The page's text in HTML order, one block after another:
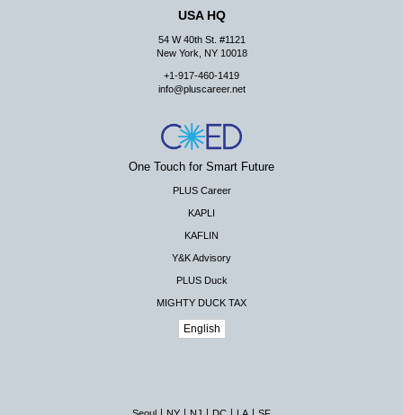
USA HQ
54 W 40th St. #1121
New York, NY 10018
+1-917-460-1419
info@pluscareer.net
One Touch for Smart Future
PLUS Career
KAPLI
KAFLIN
Y&K Advisory
PLUS Duck
MIGHTY DUCK TAX
English